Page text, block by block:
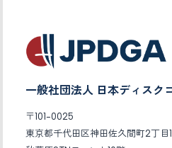
一般社団法人 日本ディスク
〒101-0025
東京都千代田区神田佐久間町2丁目